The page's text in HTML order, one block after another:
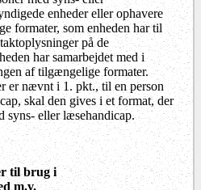
enheder eller ophavere
formater, som enheden har til
på de
har samarbejdet med i
af tilgængelige formater.
er nævnt i 1. pkt., til en person
skal den gives i et format, der
syns- eller læsehandicap.
til brug i
m.v.